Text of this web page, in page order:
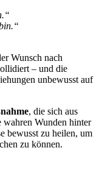
Wunsch nach
– und die
unbewusst auf
, die sich aus
wahren Wunden hinter
bewusst zu heilen, um
zu können.